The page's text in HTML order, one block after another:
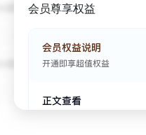
会员尊享权益